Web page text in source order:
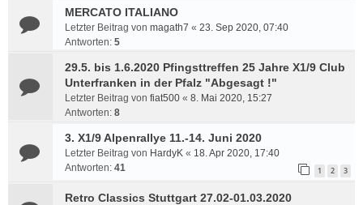
MERCATO ITALIANO
Letzter Beitrag von magath7 « 23. Sep 2020, 07:40
Antworten: 5
29.5. bis 1.6.2020 Pfingsttreffen 25 Jahre X1/9 Club
Unterfranken in der Pfalz "Abgesagt !"
Letzter Beitrag von fiat500 « 8. Mai 2020, 15:27
Antworten: 8
3. X1/9 Alpenrallye 11.-14. Juni 2020
Letzter Beitrag von HardyK « 18. Apr 2020, 17:40
Antworten: 41 1 2 3
Retro Classics Stuttgart 27.02-01.03.2020